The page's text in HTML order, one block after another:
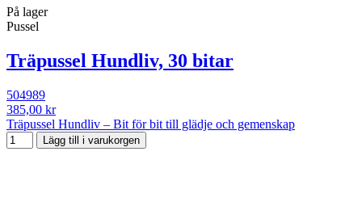
På lager
Pussel
Träpussel Hundliv, 30 bitar
504989
385,00 kr
Träpussel Hundliv – Bit för bit till glädje och gemenskap
Lägg till i varukorgen